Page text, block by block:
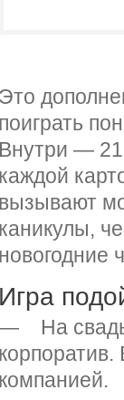
Это
поиграть
Внутри — 21
каждой
вызывают
каникулы,
новогодние
Игра
На
компанией.